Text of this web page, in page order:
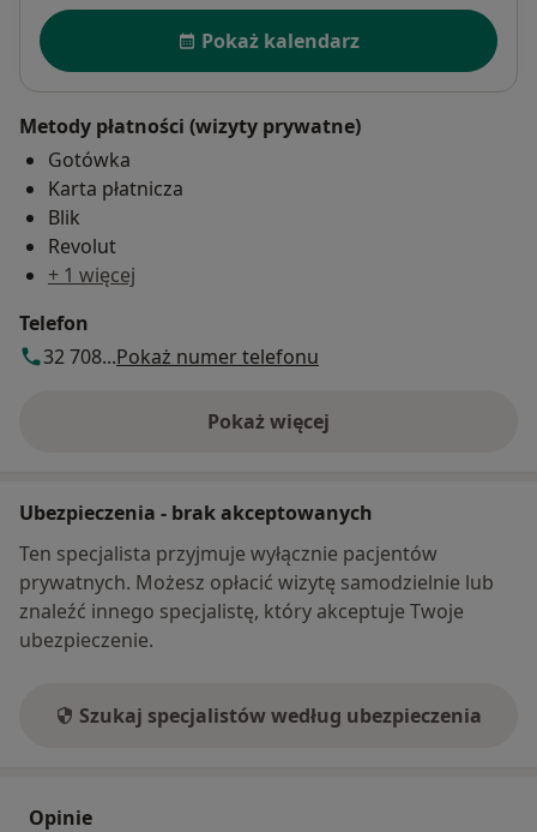
Dostępność
Pokaż kalendarz
Metody płatności (wizyty prywatne)
Gotówka
Karta płatnicza
Blik
Revolut
+ 1 więcej
Telefon
32 708...Pokaż numer telefonu
Pokaż więcej
o adresie
Ubezpieczenia - brak akceptowanych
Ten specjalista przyjmuje wyłącznie pacjentów
prywatnych. Możesz opłacić wizytę samodzielnie lub
znaleźć innego specjalistę, który akceptuje Twoje
ubezpieczenie.
Szukaj specjalistów według ubezpieczenia
Opinie